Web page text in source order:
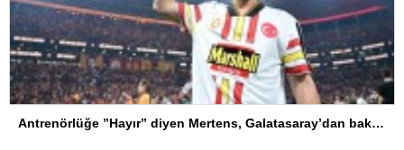
Antrenörlüğe ”Hayır” diyen Mertens, Galatasaray’dan bakın ne istedi